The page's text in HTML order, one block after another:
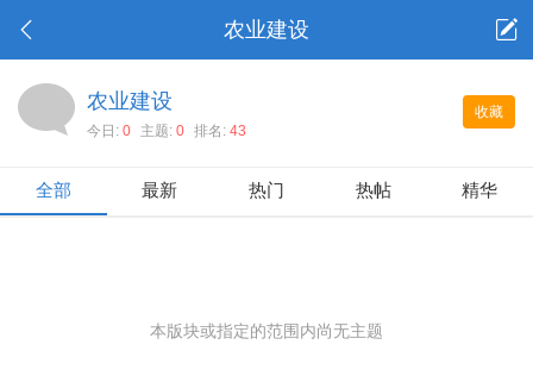
农业建设
收藏
农业建设
今日: 0 主题: 0 排名: 43
全部 最新 热门 热帖 精华
本版块或指定的范围内尚无主题